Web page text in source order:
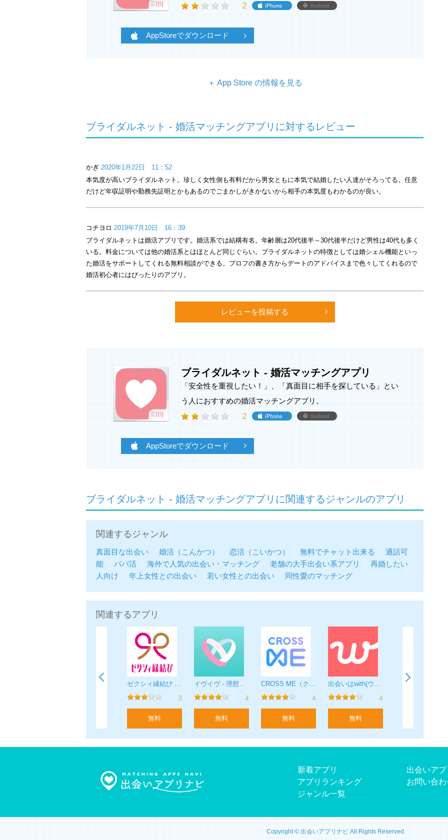
2
AppStoreでダウンロード
＋ App Store の情報を見る
「出会いの提供」が主な従来のマッチングサービスから脱却し、「結婚すること」にこだわっ
たサービス。業界唯一の「個別の担当スタッフ」が付くサービスなので、出会いの機会の提供
■ゴールはマッチングや交際ではなく「結婚」！プロフィールの信頼性を重視。
・独身、年収、学歴などの証明書を提出可。プロフィール詐称を防ぎます。
■男女同額だから真剣に婚活する男女が集まる！結婚を見据えたお相手探しが可能。
・男性は全員が有職者で年収400万円以上が82%。女性は20～30代が81%。皆様、結婚を意識
されています。
きます。
■結婚相談所と同等のサポート！あなたが望むタイミングで提供します。
・デート～交際～プロポーズまでをトータルでサポート。お相手へのお気持ちの確認も可能で
＜こんな方にオススメ！＞
・まじめな出会いや恋愛を求めている方
・より安全な環境でお相手を探したい方
・他の婚活アプリや恋活マッチングアプリで良い出会いがない方
＜注意事項＞
・20歳未満の方はご利用いただけません。
・男性は定職に就いている方のみご利用いただけます（学生・パート・アルバイトは不可）。
・その他の利用資格に関しては、利用規約第3条をご確認ください。
・利用規約と個人情報保護方針に同意の上、ご利用ください。
・メンバー1ヵ月、3ヵ月、6ヵ月、12ヶ月は、プランをご購入いただく際に一括でお支払いい
ただきます。
・更新日前に退会の手続きをなさった場合、残りの期間についての日割りでの返金はいたしま
せん。
・プランは自動継続課金です。
・自動継続課金は期間の期限が切れる24時間以上前に自動更新をオフにしない限り、自動更新
・自動継続課金は購入後に、お手持ちのiPhoneの設定＞iTunes & App Store＞AppleID＞登録
より、自動更新をオフにすることができます。
1ヵ月プラン：4,700 円
12ヶ月プラン：29,800 円
ブライダルネット - 婚活マッチングアプリに対するレビュー
かぎ 2020年1月22日 11：52
本気度が高いブライダルネット。珍しく女性側も有料だから男女ともに本気で結婚したい人達がそろってる。任意
だけど年収証明や勤務先証明とかもあるのでごまかしがきかないから相手の本気度もわかるのが良い。
コチヨロ 2019年7月10日 16：39
ブライダルネットは婚活アプリです。婚活系では結構有名。年齢層は20代後半～30代後半だけど男性は40代も多く
いる。料金については他の婚活系とはほとんど同じぐらい。ブライダルネットの特徴としては婚シェル機能といっ
た婚活をサポートしてくれる無料相談ができる。プロフの書き方からデートのアドバイスまで色々してくれるので
婚活初心者にはぴったりのアプリ。
レビューを投稿する
ブライダルネット - 婚活マッチングアプリ
「安全性を重視したい！」、「真面目に相手を探している」とい
う人におすすめの婚活マッチングアプリ。
2
AppStoreでダウンロード
ブライダルネット - 婚活マッチングアプリに関連するジャンルのアプリ
関連するジャンル
真面目な出会い 婚活（こんかつ） 恋活（こいかつ） 無料でチャット出来る
通話可
能
パパ活 海外で人気の出会い・マッチング 老舗の大手出会い系アプリ
再婚したい
人向け
年上女性との出会い 若い女性との出会い 同性愛のマッチング
関連するアプリ
3
無料
4
無料
4
無料
4
無料
ゼクシィ恋結び
新着アプリ
アプリランキング
ジャンル一覧
出会いア
お問い合わ
Copyright © 出会いアプリナビ All Rights Reserved.